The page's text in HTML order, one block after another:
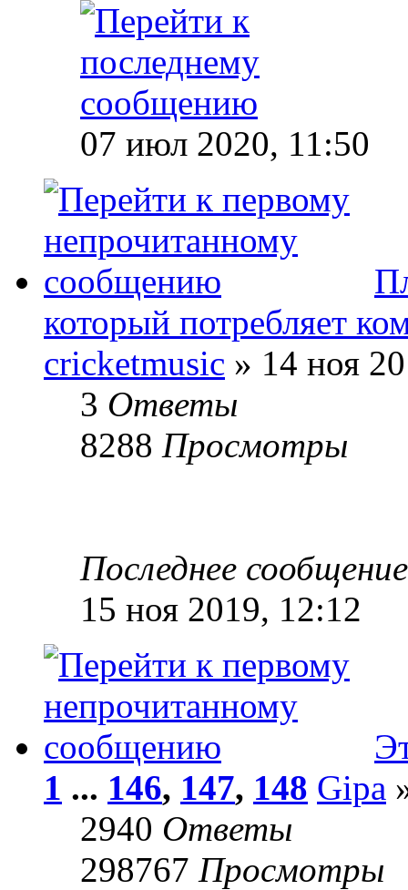
07 июл 2020, 11:50
который потребляет
cricketmusic » 14 ноя
3 Ответы
8288 Просмотры
Последнее
15 ноя 2019, 12:12
1 ... 146, 147, 148 Gipa
2940 Ответы
298767 Просмотры